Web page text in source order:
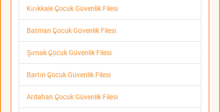
Kırıkkale Çocuk Güvenlik Filesi
Batman Çocuk Güvenlik Filesi
Şırnak Çocuk Güvenlik Filesi
Bartın Çocuk Güvenlik Filesi
Ardahan Çocuk Güvenlik Filesi